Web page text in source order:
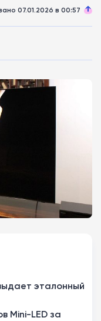
07.01.2026 в 00:57
эталонный
Mini-LED за